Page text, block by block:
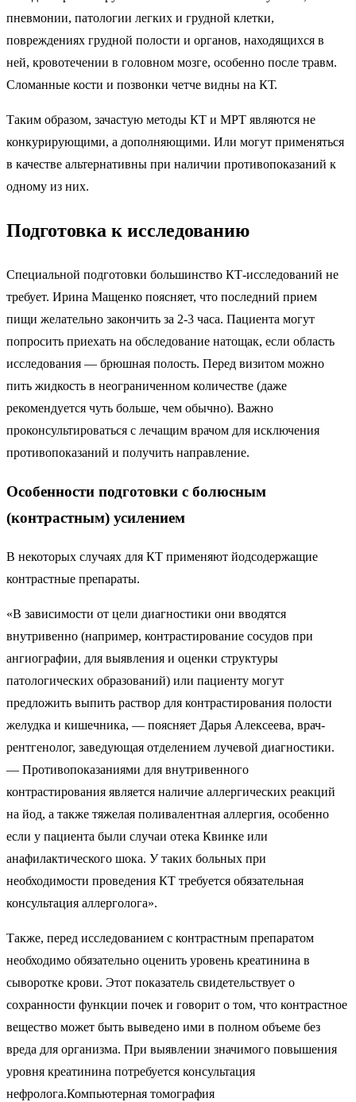
пневмонии, патологии легких и грудной клетки,
повреждениях грудной полости и органов, находящихся в
ней, кровотечении в головном мозге, особенно после травм.
Сломанные кости и позвонки четче видны на КТ.
Таким образом, зачастую методы КТ и МРТ являются не
конкурирующими, а дополняющими. Или могут применяться
в качестве альтернативны при наличии противопоказаний к
одному из них.
Подготовка к исследованию
Специальной подготовки большинство КТ-исследований не
требует. Ирина Мащенко поясняет, что последний прием
пищи желательно закончить за 2-3 часа. Пациента могут
попросить приехать на обследование натощак, если область
исследования — брюшная полость. Перед визитом можно
пить жидкость в неограниченном количестве (даже
рекомендуется чуть больше, чем обычно). Важно
проконсультироваться с лечащим врачом для исключения
противопоказаний и получить направление.
Особенности подготовки с болюсным
(контрастным) усилением
В некоторых случаях для КТ применяют йодсодержащие
контрастные препараты.
«В зависимости от цели диагностики они вводятся
внутривенно (например, контрастирование сосудов при
ангиографии, для выявления и оценки структуры
патологических образований) или пациенту могут
предложить выпить раствор для контрастирования полости
желудка и кишечника, — поясняет Дарья Алексеева, врач-
рентгенолог, заведующая отделением лучевой диагностики.
— Противопоказаниями для внутривенного
контрастирования является наличие аллергических реакций
на йод, а также тяжелая поливалентная аллергия, особенно
если у пациента были случаи отека Квинке или
анафилактического шока. У таких больных при
необходимости проведения КТ требуется обязательная
консультация аллерголога».
Также, перед исследованием с контрастным препаратом
необходимо обязательно оценить уровень креатинина в
сыворотке крови. Этот показатель свидетельствует о
сохранности функции почек и говорит о том, что контрастное
вещество может быть выведено ими в полном объеме без
вреда для организма. При выявлении значимого повышения
уровня креатинина потребуется консультация
нефролога.Компьютерная томография